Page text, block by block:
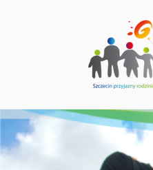
PRZEJDŹ DO TREŚCI